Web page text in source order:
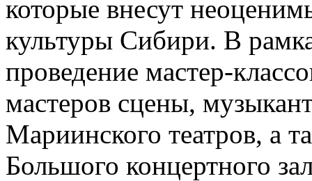
которые внесут
культуры Сибири. В
проведение мастер-
мастеров сцены,
Мариинского театров, а
Большого концертного